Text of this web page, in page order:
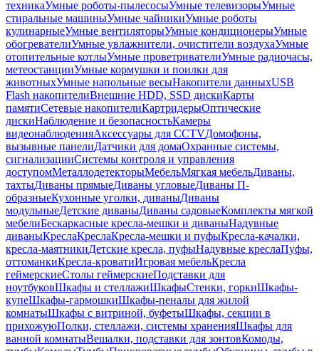
техникаУмные роботы-пылесосыУмные телевизорыУмные
стиральные машиныУмные чайникиУмные роботы
кулинарныеУмные вентиляторыУмные кондиционерыУмные
обогревателиУмные увлажнители, очистители воздухаУмные
отопительные котлыУмные проветривателиУмные радиочасы,
метеостанцииУмные кормушки и поилки для
животныхУмные напольные весыНакопители данныхUSB
Flash накопителиВнешние HDD, SSD дискиКарты
памятиСетевые накопителиКартридерыОптические
дискиНаблюдение и безопасностьКамеры
видеонаблюденияАксессуары для CCTVДомофоны,
вызывные панелиДатчики для домаОхранные системы,
сигнализацииСистемы контроля и управления
доступомМеталлодетекторыМебельМягкая мебельДиваны,
тахтыДиваны прямыеДиваны угловыеДиваны П-
образныеКухонные уголки, диваныДиваны
модульныеДетские диваныДиваны садовыеКомплекты мягкой
мебелиБескаркасные кресла-мешки и диваныНадувные
диваныКреслаКреслаКресла-мешки и пуфыКресла-качалки,
кресла-маятникиДетские кресла, пуфыНадувные креслаПуфы,
оттоманкиКресла-кроватиИгровая мебельКресла
геймерскиеСтолы геймерскиеПодставки для
ноутбуковШкафы и стеллажиШкафыСтенки, горкиШкафы-
купеШкафы-гармошкиШкафы-пеналы для жилой
комнатыШкафы с витриной, буфетыШкафы, секции в
прихожуюПолки, стеллажи, системы храненияШкафы для
ванной комнатыВешалки, подставки для зонтовКомоды,